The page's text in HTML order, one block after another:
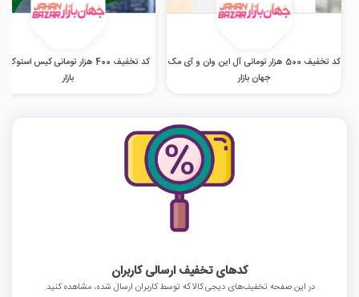
کد تخفیف 500 هزار تومانی آل این وان و آی مک
جهان بازار
کد تخفیف 400 هزار تومانی کیس
بازار
کدهای تخفیف ارسالی کاربران
در این صفحه تخفیف‌های دیجی کالا که توسط کاربران ارسال شده، مشاهده کنید.